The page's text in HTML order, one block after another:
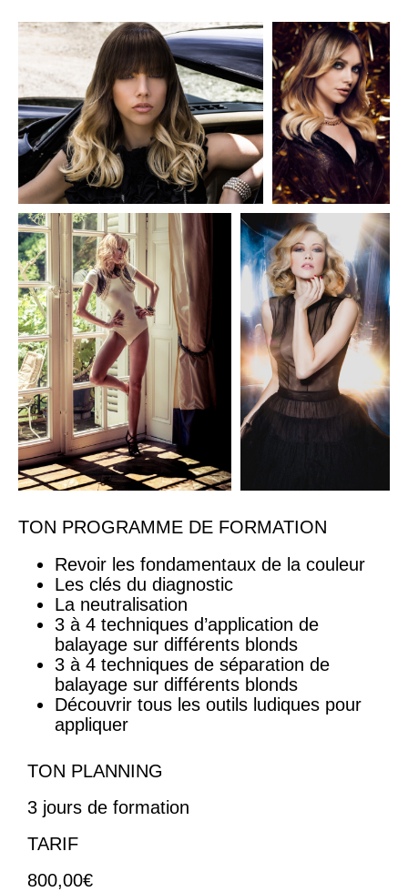
TON PROGRAMME DE FORMATION
Revoir les fondamentaux de la couleur
Les clés du diagnostic
La neutralisation
3 à 4 techniques d’application de
balayage sur différents blonds
3 à 4 techniques de séparation de
balayage sur différents blonds
Découvrir tous les outils ludiques pour
appliquer
TON PLANNING
3 jours de formation
TARIF
800,00€